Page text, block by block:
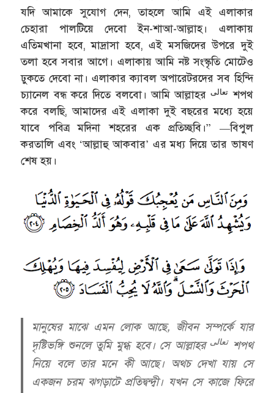
যদি আমাকে সুযোগ দেন, তাহলে আমি এই এলাকার
চেহারা পালটিয়ে দেবো ইন-শাআ-আল্লাহ। এলাকায়
এতিমখানা হবে, মাদ্রাসা হবে, এই মসজিদের উপরে দুই
তলা হবে সবার আগে। এলাকায় আমি নষ্ট সংস্কৃতি মোটেও
ঢুকতে দেবো না। এলাকার ক্যাবল অপারেটরদের সব হিন্দি
চ্যানেল বন্ধ করে দিতে বলবো। আমি আল্লাহরتعالى শপথ
করে বলছি, আমাদের এই এলাকা দুই বছরের মধ্যে হয়ে
যাবে পবিত্র মদিনা শহরের এক প্রতিচ্ছবি।” —বিপুল
করতালি এবং ‘আল্লাহু আকবার’ এর মধ্য দিয়ে তার ভাষণ
শেষ হয়।
মানুষের মাঝে এমন লোক আছে, জীবন সম্পর্কে যার
দৃষ্টিভঙ্গি শুনলে তুমি মুগ্ধ হবে। সে আল্লাহর تعالىশপথ
নিয়ে বলে তার মনে কী আছে। অথচ দেখা যায় সে
একজন চরম ঝগড়াটে প্রতিদ্বন্দ্বী। যখন সে কাজে ফিরে